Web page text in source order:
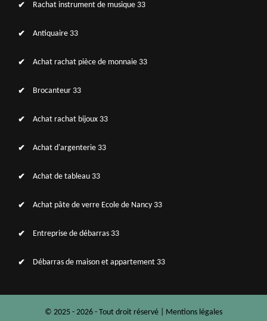
Rachat instrument de musique 33
Antiquaire 33
Achat rachat pièce de monnaie 33
Brocanteur 33
Achat rachat bijoux 33
Achat d'argenterie 33
Achat de tableau 33
Achat pâte de verre Ecole de Nancy 33
Entreprise de débarras 33
Débarras de maison et appartement 33
© 2025 - 2026 - Tout droit réservé | Mentions légales